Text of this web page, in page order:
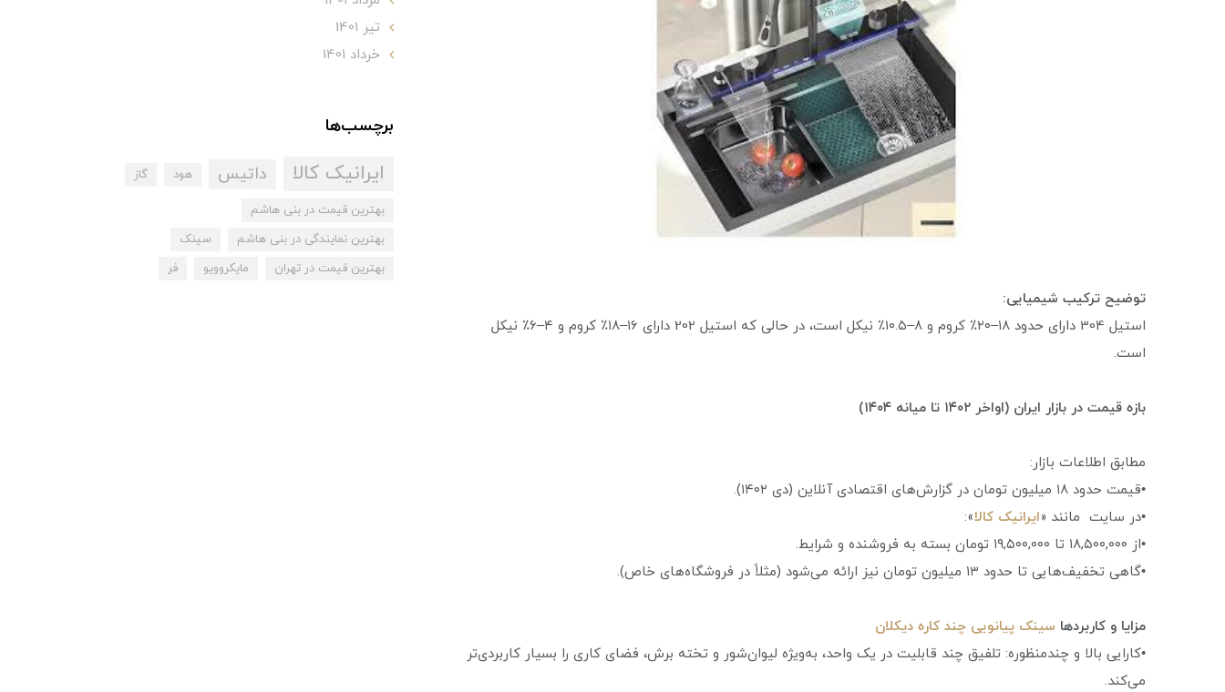
توضیح ترکیب شیمیایی:
استیل 304 دارای حدود ۱۸–۲۰٪ کروم و ۸–۱۰.۵٪ نیکل است، در حالی که استیل 202 دارای ۱۶–۱۸٪ کروم و ۴–۶٪ نیکل
است.
بازه قیمت در بازار ایران (اواخر ۱۴۰۲ تا میانه ۱۴۰۴)
مطابق اطلاعات بازار:
•قیمت حدود ۱۸ میلیون تومان در گزارش‌های اقتصادی آنلاین (دی ۱۴۰۲).
•در سایت‌ مانند «ایرانیک کالا»:
•از ۱۸,۵۰۰,۰۰۰ تا ۱۹,۵۰۰,۰۰۰ تومان بسته به فروشنده و شرایط.
•گاهی تخفیف‌هایی تا حدود ۱۳ میلیون تومان نیز ارائه می‌شود (مثلاً در فروشگاه‌های خاص).
مزایا و کاربردها سینک پیانویی چند کاره دیکلان
•کارایی بالا و چندمنظوره: تلفیق چند قابلیت در یک واحد، به‌ویژه لیوان‌شور و تخته برش، فضای کاری را بسیار کاربردی‌تر
می‌کند.
تير 1401
خرداد 1401
برچسب‌ها
ایرانیک کالا داتیس هود گاز
بهترین قیمت در بنی هاشم
بهترین نمایندگی در بنی هاشم
سینک
بهترین قیمت در تهران
مایکروویو فر